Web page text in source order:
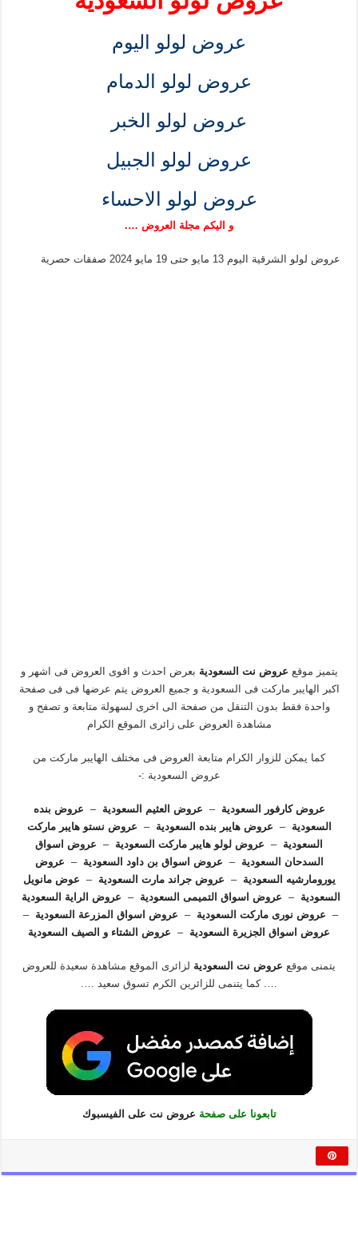
عروض لولو اليوم
عروض لولو الدمام
عروض لولو الخبر
عروض لولو الجبيل
عروض لولو الاحساء
و اليكم مجلة العروض ….
عروض لولو الشرقية اليوم 13 مايو حتى 19 مايو 2024 صفقات حصرية
يتميز موقع عروض نت السعوديةبعرض احدث و اقوى العروض فى اشهر و
اكبر الهايبر ماركت فى السعودية و جميع العروض يتم عرضها فى فى صفحة
واحدة فقط بدون التنقل من صفحة الى اخرى لسهولة متابعة و تصفح و
مشاهدة العروض على زائرى الموقع الكرام
كما يمكن للزوار الكرام متابعة العروض فى مختلف الهايبر ماركت من
عروض السعودية :-
عروض كارفور السعودية – عروض العثيم السعودية –
عروض بنده
السعودية – عروض هايبر بنده السعودية –
عروض نستو هايبر ماركت
السعودية – عروض لولو هايبر ماركت السعودية –
عروض اسواق
السدحان السعودية – عروض اسواق بن داود السعودية –
عروض
يورومارشيه السعودية – عروض جراند مارت السعودية –
عوض مانويل
السعودية – عروض اسواق التميمى السعودية –
عروض الراية السعودية
–
عروض نورى ماركت السعودية – عروض اسواق المزرعة السعودية –
عروض اسواق الجزيرة السعودية – عروض الشتاء و الصيف السعودية
يتمنى موقع عروض نت السعوديةلزائرى الموقع مشاهدة سعيدة للعروض
…. كما يتنمى للزائرين الكرم تسوق سعيد ….
تابعونا على صفحة عروض نت على الفيسبوك